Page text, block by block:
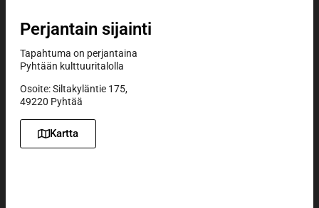
Perjantain sijainti
Tapahtuma on perjantaina
Pyhtään kulttuuritalolla
Osoite: Siltakyläntie 175,
49220 Pyhtää
Kartta